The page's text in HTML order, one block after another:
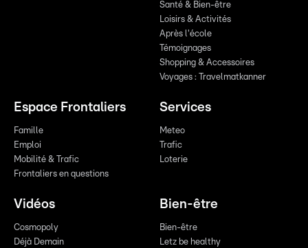
Santé & Bien-être
Loisirs & Activités
Après l'école
Témoignages
Shopping & Accessoires
Voyages : Travelmatkanner
Espace Frontaliers
Famille
Emploi
Mobilité & Trafic
Frontaliers en questions
Services
Meteo
Trafic
Loterie
Vidéos
Cosmopoly
Déjà Demain
Bien-être
Bien-être
Letz be healthy